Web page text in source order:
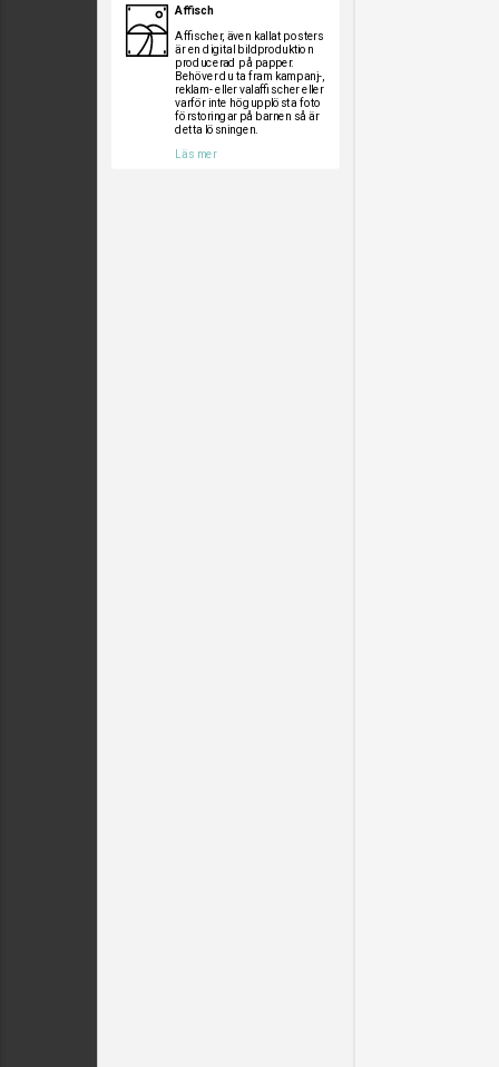
Affisch
Affischer, även kallat posters
är en digital bildproduktion
producerad på papper.
Behöver du ta fram kampanj-,
reklam- eller valaffischer eller
varför inte högupplösta foto
förstoringar på barnen så är
detta lösningen.
Läs mer